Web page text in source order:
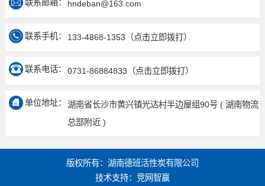
联系邮箱： hndeban@163.com
联系手机： 133-4868-1353 （点击立即拨打）
联系电话： 0731-86884833 （点击立即拨打）
单位地址：
湖南省长沙市黄兴镇光达村半边屋组90号 ( 湖南物流
总部附近 )
版权所有：湖南德班活性炭有限公司
技术支持： 竞网智赢